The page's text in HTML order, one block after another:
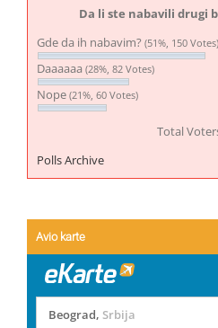
Da li ste nabavili drugi
Gde da ih nabavim? (51%, 150 Votes)
Daaaaaa (28%, 82 Votes)
Nope (21%, 60 Votes)
Total
Polls Archive
Avio karte
Beograd, Srbija